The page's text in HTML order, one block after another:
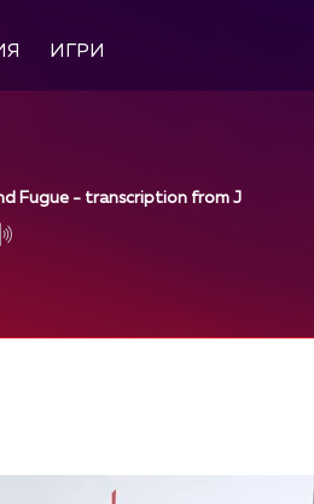
ИГРИ
Fugue - transcription from J